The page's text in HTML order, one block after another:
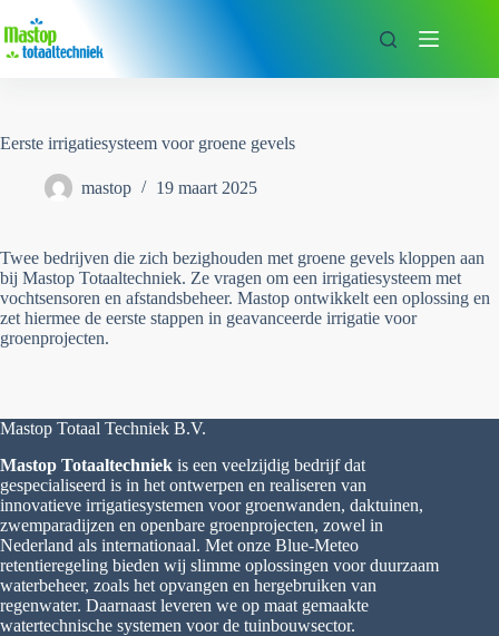
naar
de
Eerste irrigatiesysteem voor groene gevels
mastop 19 maart 2025
Twee bedrijven die zich bezighouden met groene gevels kloppen aan
bij Mastop Totaaltechniek. Ze vragen om een irrigatiesysteem met
vochtsensoren en afstandsbeheer. Mastop ontwikkelt een oplossing en
zet hiermee de eerste stappen in geavanceerde irrigatie voor
groenprojecten.
Mastop Totaal Techniek B.V.
Mastop Totaaltechniek is een veelzijdig bedrijf dat
gespecialiseerd is in het ontwerpen en realiseren van
innovatieve irrigatiesystemen voor groenwanden, daktuinen,
zwemparadijzen en openbare groenprojecten, zowel in
Nederland als internationaal. Met onze Blue-Meteo
retentieregeling bieden wij slimme oplossingen voor duurzaam
waterbeheer, zoals het opvangen en hergebruiken van
regenwater. Daarnaast leveren we op maat gemaakte
watertechnische systemen voor de tuinbouwsector.